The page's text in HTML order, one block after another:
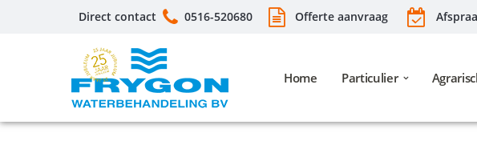
Direct contact 0516-520680 Offerte aanvraag
Home Particulier